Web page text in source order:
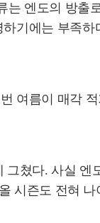
는 엔도의 방출
기에는 부족하
여름이 매각
쳤다. 사실
시즌도 전혀